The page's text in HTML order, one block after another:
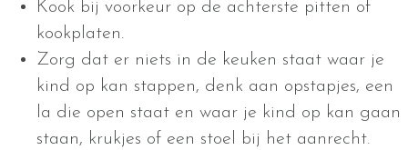
Kook bij voorkeur op de achterste pitten of
kookplaten.
Zorg dat er niets in de keuken staat waar je
kind op kan stappen, denk aan opstapjes, een
la die open staat en waar je kind op kan gaan
staan, krukjes of een stoel bij het aanrecht.